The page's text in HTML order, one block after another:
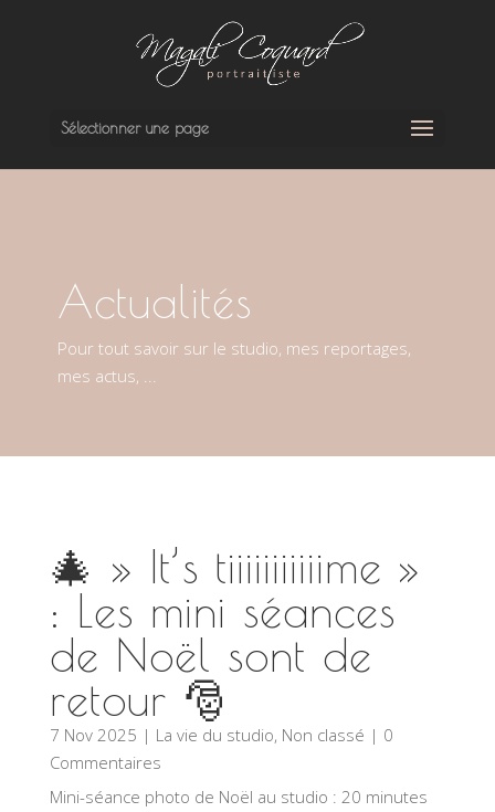
Sélectionner une page
Actualités
Pour tout savoir sur le studio, mes reportages,
mes actus, ...
🎄 » It’s tiiiiiiiiiiime »
: Les mini séances
de Noël sont de
retour 🎅
7 Nov 2025 | La vie du studio, Non classé | 0
Commentaires
Mini-séance photo de Noël au studio : 20 minutes